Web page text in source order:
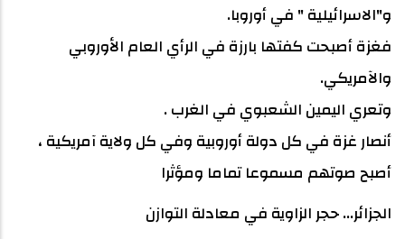
و"الاسرائيلية " في أوروبا.
فغزة أصبحت كفتها بارزة في الرأي العام الأوروبي
والآمريكي.
وتعري اليمين الشعبوي في الغرب .
أنصار غزة في كل دولة أوروبية وفي كل ولاية آمريكية ،
أصبح صوتهم مسموعا تماما ومؤثرا
الجزائر... حجر الزاوية في معادلة التوازن